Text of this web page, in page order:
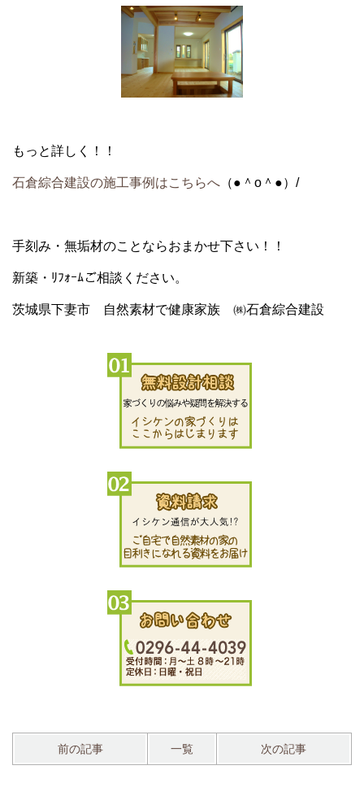
もっと詳しく！！
石倉綜合建設の施工事例はこちらへ （●＾o＾●）/
手刻み・無垢材のことならおまかせ下さい！！
新築・ﾘﾌｫｰﾑご相談ください。
茨城県下妻市 自然素材で健康家族 ㈱石倉綜合建設
前の記事 一覧 次の記事